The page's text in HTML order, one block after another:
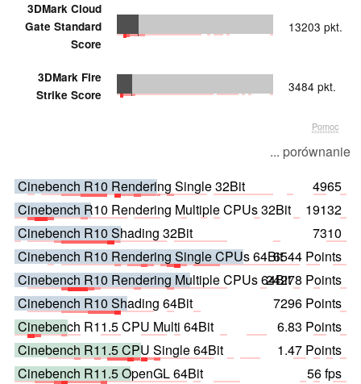
3DMark Cloud
Gate Standard
Score
13203 pkt.
3DMark Fire
Strike Score
3484 pkt.
Pomoc
... porównanie
Cinebench R10 Rendering Single 32Bit
4965
Cinebench R10 Rendering Multiple CPUs 32Bit
19132
Cinebench R10 Shading 32Bit
7310
Cinebench R10 Rendering Single CPUs 64Bit6544 Points
Cinebench R10 Rendering Multiple CPUs 64Bit24278 Points
Cinebench R10 Shading 64Bit
7296 Points
Cinebench R11.5 CPU Multi 64Bit
6.83 Points
Cinebench R11.5 CPU Single 64Bit
1.47 Points
Cinebench R11.5 OpenGL 64Bit
56 fps